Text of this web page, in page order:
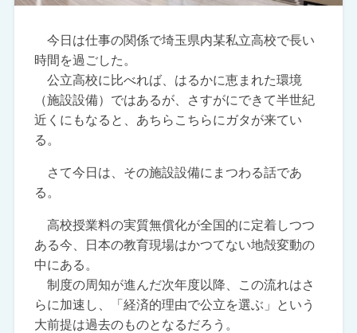
今日は仕事の関係で埼玉県内某私立高校で長い
時間を過ごした。
公立高校に比べれば、はるかに恵まれた環境
（施設設備）ではあるが、さすがにできて半世紀
近くにもなると、あちらこちらにガタが来てい
る。
さて今日は、その施設設備にまつわる話であ
る。
高校授業料の実質無償化が全国的に定着しつつ
ある今、日本の教育現場はかつてない地殻変動の
中にある。
制度の周知が進んだ次年度以降、この流れはさ
らに加速し、「経済的理由で公立を選ぶ」という
大前提は過去のものとなるだろう。